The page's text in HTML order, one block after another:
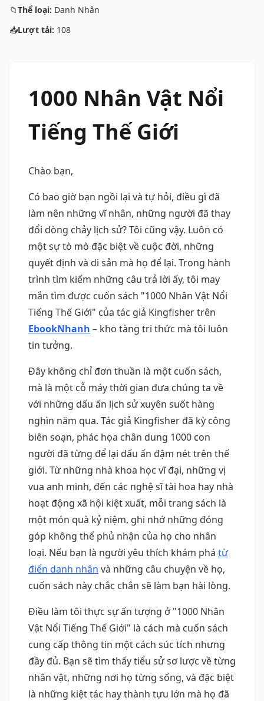
📁Thể loại: Danh Nhân
📥Lượt tải: 108
1000 Nhân Vật Nổi
Tiếng Thế Giới
Chào bạn,
Có bao giờ bạn ngồi lại và tự hỏi, điều gì đã
làm nên những vĩ nhân, những người đã thay
đổi dòng chảy lịch sử? Tôi cũng vậy. Luôn có
một sự tò mò đặc biệt về cuộc đời, những
quyết định và di sản mà họ để lại. Trong hành
trình tìm kiếm những câu trả lời ấy, tôi may
mắn tìm được cuốn sách "1000 Nhân Vật Nổi
Tiếng Thế Giới" của tác giả Kingfisher trên
EbookNhanh – kho tàng tri thức mà tôi luôn
tin tưởng.
Đây không chỉ đơn thuần là một cuốn sách,
mà là một cỗ máy thời gian đưa chúng ta về
với những dấu ấn lịch sử xuyên suốt hàng
nghìn năm qua. Tác giả Kingfisher đã kỳ công
biên soạn, phác họa chân dung 1000 con
người đã từng để lại dấu ấn đậm nét trên thế
giới. Từ những nhà khoa học vĩ đại, những vị
vua anh minh, đến các nghệ sĩ tài hoa hay nhà
hoạt động xã hội kiệt xuất, mỗi trang sách là
một món quà kỷ niệm, ghi nhớ những đóng
góp không thể phủ nhận của họ cho nhân
loại. Nếu bạn là người yêu thích khám phá từ
điển danh nhân và những câu chuyện về họ,
cuốn sách này chắc chắn sẽ làm bạn hài lòng.
Điều làm tôi thực sự ấn tượng ở "1000 Nhân
Vật Nổi Tiếng Thế Giới" là cách mà cuốn sách
cung cấp thông tin một cách súc tích nhưng
đầy đủ. Bạn sẽ tìm thấy tiểu sử sơ lược về từng
nhân vật, những nơi họ từng sống, và đặc biệt
là những kiệt tác hay thành tựu lớn mà họ đã